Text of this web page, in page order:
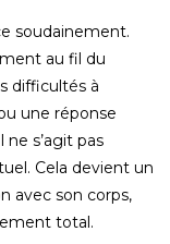
soudainement.
au fil du
difficultés à
une réponse
s’agit pas
Cela devient un
avec son corps,
total.